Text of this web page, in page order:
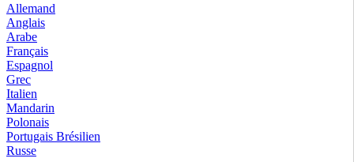
Allemand
Anglais
Arabe
Français
Espagnol
Grec
Italien
Mandarin
Polonais
Portugais Brésilien
Russe